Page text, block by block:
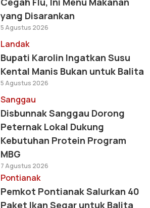
yang Disarankan
5 Agustus 2026
Landak
Bupati Karolin Ingatkan Susu
Kental Manis Bukan untuk Balita
5 Agustus 2026
Sanggau
Disbunnak Sanggau Dorong
Peternak Lokal Dukung
Kebutuhan Protein Program
MBG
7 Agustus 2026
Pontianak
Pemkot Pontianak Salurkan 40
Paket Ikan Segar untuk Balita